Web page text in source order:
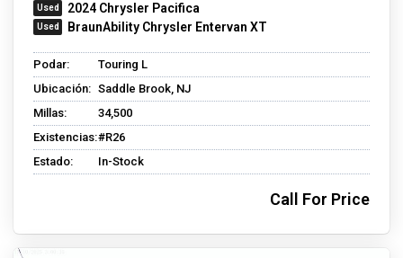
2024 Chrysler Pacifica
BraunAbility Chrysler Entervan XT
Podar:
Touring L
Ubicación: Saddle Brook, NJ
Millas:
34,500
Existencias:#R26
Estado:
In-Stock
Call For Price